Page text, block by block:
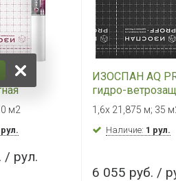
м2
/ рул.
ИЗОСПАН AQ
гидро-
усиленная
м2)
1,6х 21,875 м; 35
Наличие: 1 рул.
6 055 руб. /